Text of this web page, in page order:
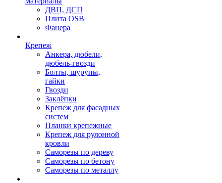
ДВП, ДСП
Плита OSB
Фанера
Крепеж
Анкера, дюбели,
дюбель-гвозди
Болты, шурупы,
гайки
Гвозди
Заклёпки
Крепеж для фасадных
систем
Планки крепежные
Крепеж для рулонной
кровли
Саморезы по дереву
Саморезы по бетону
Саморезы по металлу